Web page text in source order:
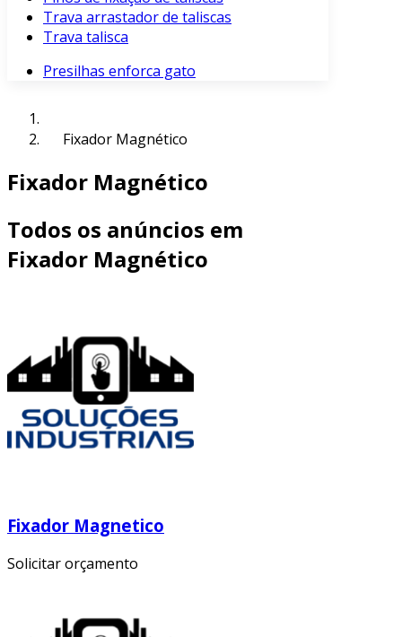
Trava arrastador de taliscas
Trava talisca
Presilhas enforca gato
Fixador Magnético
Fixador Magnético
Todos os anúncios em
Fixador Magnético
Fixador Magnetico
Solicitar orçamento